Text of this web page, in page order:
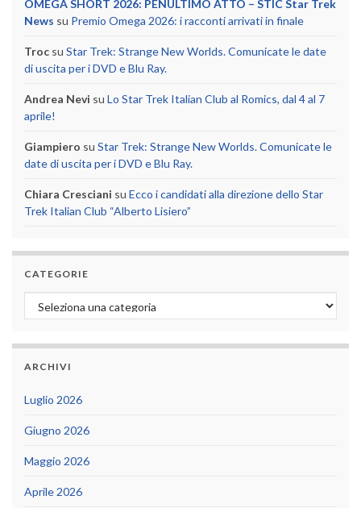
OMEGA SHORT 2026: PENULTIMO ATTO – STIC Star Trek
News su Premio Omega 2026: i racconti arrivati in finale
Troc su Star Trek: Strange New Worlds. Comunicate le date
di uscita per i DVD e Blu Ray.
Andrea Nevi su Lo Star Trek Italian Club al Romics, dal 4 al 7
aprile!
Giampiero su Star Trek: Strange New Worlds. Comunicate le
date di uscita per i DVD e Blu Ray.
Chiara Cresciani su Ecco i candidati alla direzione dello Star
Trek Italian Club “Alberto Lisiero”
CATEGORIE
Categorie
ARCHIVI
Luglio 2026
Giugno 2026
Maggio 2026
Aprile 2026